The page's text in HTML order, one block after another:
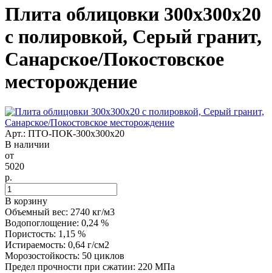
Плита облицовки 300x300x20
с полировкой, Серый гранит,
Санарское/Покостовское
месторождение
Арт.: ПТО-ПОК-300х300х20
В наличии
от
5020
р.
В корзину
Объемный вес: 2740 кг/м3
Водопоглощение: 0,24 %
Пористость: 1,15 %
Истираемость: 0,64 г/см2
Морозостойкость: 50 циклов
Предел прочности при сжатии: 220 МПа